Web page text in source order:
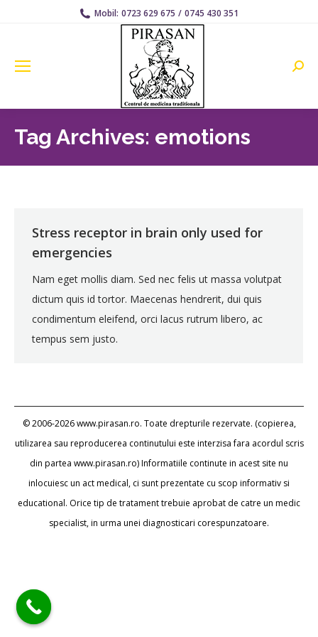
Mobil: 0723 629 675 / 0745 430 351
Tag Archives: emotions
Stress receptor in brain only used for
emergencies
Nam eget mollis diam. Sed nec felis ut massa volutpat
dictum quis id tortor. Maecenas hendrerit, dui quis
condimentum eleifend, orci lacus rutrum libero, ac
tempus sem justo.
© 2006-2026 www.pirasan.ro. Toate drepturile rezervate. (copierea,
utilizarea sau reproducerea continutului este interzisa fara acordul scris
din partea www.pirasan.ro) Informatiile continute in acest site nu
inlocuiesc un act medical, ci sunt prezentate cu scop informativ si
educational. Orice tip de tratament trebuie aprobat de catre un medic
specialist, in urma unei diagnosticari corespunzatoare.